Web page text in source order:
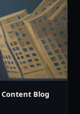
Content Blog